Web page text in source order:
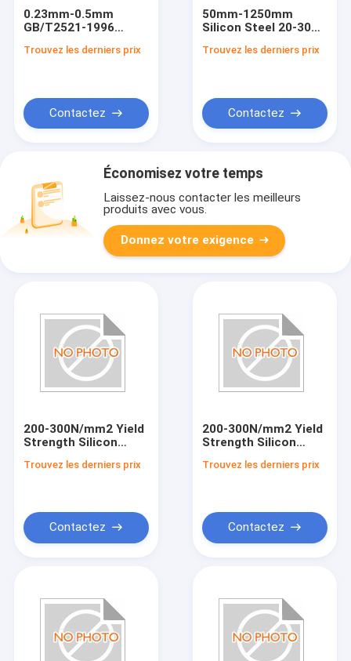
0.23mm-0.5mm
GB/T2521-1996
Trouvez les derniers prix
Contactez
50mm-1250mm
Silicon Steel 20-30%
1.2W/kg Loss Factor
Trouvez les derniers prix
Contactez
Économisez votre temps
Laissez-nous contacter les meilleurs
produits avec vous.
Donnez votre exigence
200-300N/mm2 Yield
Strength Silicon
Thickness 1.2-1.4
Trouvez les derniers prix
Contactez
200-300N/mm2 Yield
Strength Silicon
Coercive Force
Trouvez les derniers prix
Contactez